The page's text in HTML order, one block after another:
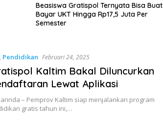
Beasiswa Gratispol Ternyata Bisa Buat
Bayar UKT Hingga Rp17,5 Juta Per
Semester
Pendidikan Februari 24, 2025
Kaltim Bakal Diluncurkan
Lewat Aplikasi
– Pemprov Kaltim siap menjalankan program
gratis tahun ini,…